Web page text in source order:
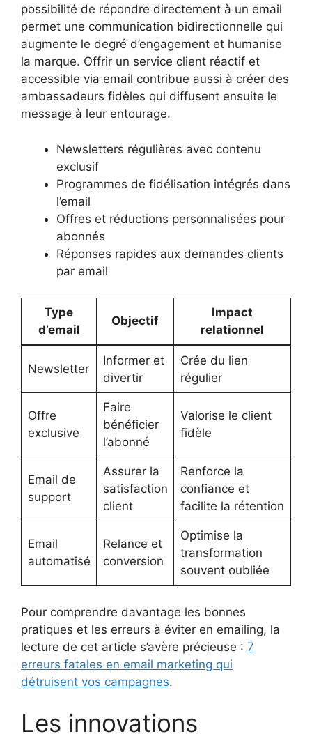
possibilité de répondre directement à un email
permet une communication bidirectionnelle qui
augmente le degré d’engagement et humanise
la marque. Offrir un service client réactif et
accessible via email contribue aussi à créer des
ambassadeurs fidèles qui diffusent ensuite le
message à leur entourage.
Newsletters régulières avec contenu
exclusif
Programmes de fidélisation intégrés dans
l’email
Offres et réductions personnalisées pour
abonnés
Réponses rapides aux demandes clients
par email
Type
d’email
Objectif
Impact
relationnel
Newsletter
Informer et
divertir
Crée du lien
régulier
Offre
exclusive
Faire
bénéficier
l’abonné
Valorise le client
fidèle
Email de
support
Assurer la
satisfaction
client
Renforce la
confiance et
facilite la rétention
Email
automatisé
Relance et
conversion
Optimise la
transformation
souvent oubliée
Pour comprendre davantage les bonnes
pratiques et les erreurs à éviter en emailing, la
lecture de cet article s’avère précieuse : 7
erreurs fatales en email marketing qui
détruisent vos campagnes.
Les innovations